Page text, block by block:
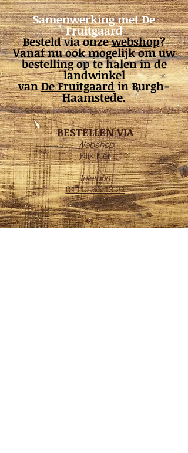
Samenwerking met De
Fruitgaard
Besteld via onzewebshop?
Vanaf nu ook mogelijk om uw
bestelling op te halen in de
landwinkel
vanDe Fruitgaardin Burgh-
Haamstede.
BESTELLEN VIA
Webshop
Klik hier
Telefoon
0111 - 65 13 21
OPENINGSTIJDEN